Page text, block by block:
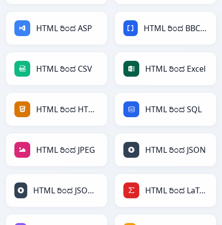
HTML ರಿಂದ ASP HTML ರಿಂದ BBCode
HTML ರಿಂದ CSV HTML ರಿಂದ Excel
HTML ರಿಂದ HTML HTML ರಿಂದ SQL
HTML ರಿಂದ JPEG HTML ರಿಂದ JSON
HTML ರಿಂದ JSONLines HTML ರಿಂದ LaTeX